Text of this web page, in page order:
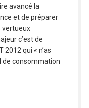
avancé la
et de préparer
vertueux
c’est de
2012 qui « n’as
de consommation